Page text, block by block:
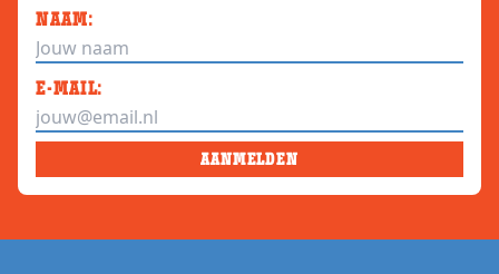
NAAM:
E-MAIL:
AANMELDEN